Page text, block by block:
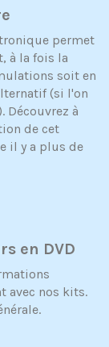
permet
à la fois la
soit en
(si l'on
Découvrez à
de cet
il y a plus de
en DVD
avec nos kits.